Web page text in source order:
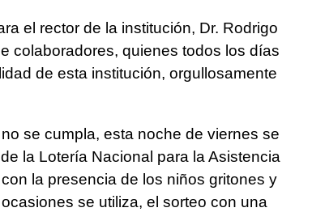
el rector de la institución, Dr. Rodrigo
colaboradores, quienes todos los días
de esta institución, orgullosamente
se cumpla, esta noche de viernes se
la Lotería Nacional para la Asistencia
la presencia de los niños gritones y
se utiliza, el sorteo con una